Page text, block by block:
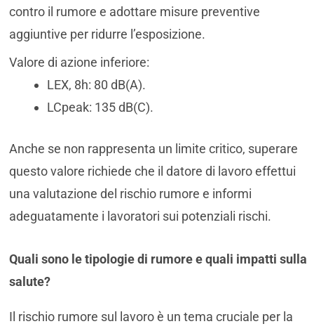
contro il rumore e adottare misure preventive
aggiuntive per ridurre l’esposizione.
Valore di azione inferiore:
LEX, 8h: 80 dB(A).
LCpeak: 135 dB(C).
Anche se non rappresenta un limite critico, superare
questo valore richiede che il datore di lavoro effettui
una valutazione del rischio rumore e informi
adeguatamente i lavoratori sui potenziali rischi.
Quali sono le tipologiedi rumore e quali impatti sulla
salute?
Il rischio rumore sul lavoro è un tema cruciale per la